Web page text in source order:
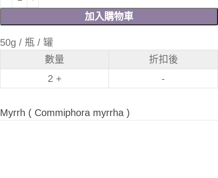
加入購物車
50g / 瓶 / 罐
數量
折扣後
2 +
-
Myrrh ( Commiphora myrrha )